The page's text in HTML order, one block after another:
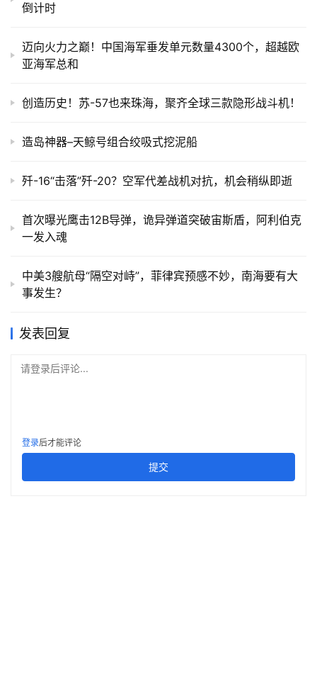
倒计时
迈向火力之巅！中国海军垂发单元数量4300个，超越欧
亚海军总和
创造历史！苏-57也来珠海，聚齐全球三款隐形战斗机！
造岛神器–天鲸号组合绞吸式挖泥船
歼-16“击落”歼-20？空军代差战机对抗，机会稍纵即逝
首次曝光鹰击12B导弹，诡异弹道突破宙斯盾，阿利伯克
一发入魂
中美3艘航母“隔空对峙”，菲律宾预感不妙，南海要有大
事发生？
发表回复
请登录后评论...
登录后才能评论
提交